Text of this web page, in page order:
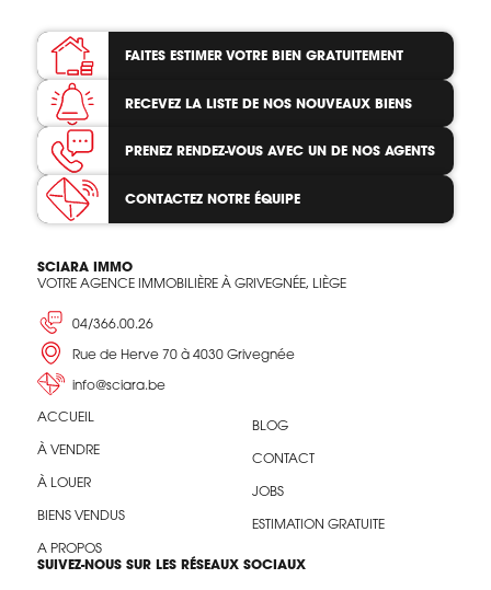
FAITES ESTIMER VOTRE BIEN GRATUITEMENT
RECEVEZ LA LISTE DE NOS NOUVEAUX BIENS
PRENEZ RENDEZ-VOUS AVEC UN DE NOS AGENTS
CONTACTEZ NOTRE ÉQUIPE
SCIARA IMMO
VOTRE AGENCE IMMOBILIÈRE À GRIVEGNÉE, LIÈGE
04/366.00.26
Rue de Herve 70 à 4030 Grivegnée
info@sciara.be
ACCUEIL
À VENDRE
À LOUER
BIENS VENDUS
A PROPOS
BLOG
CONTACT
JOBS
ESTIMATION GRATUITE
SUIVEZ-NOUS SUR LES RÉSEAUX SOCIAUX